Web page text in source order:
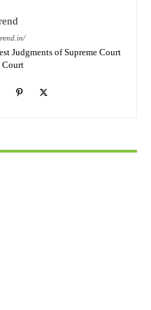
Judgments of Supreme Court
Court